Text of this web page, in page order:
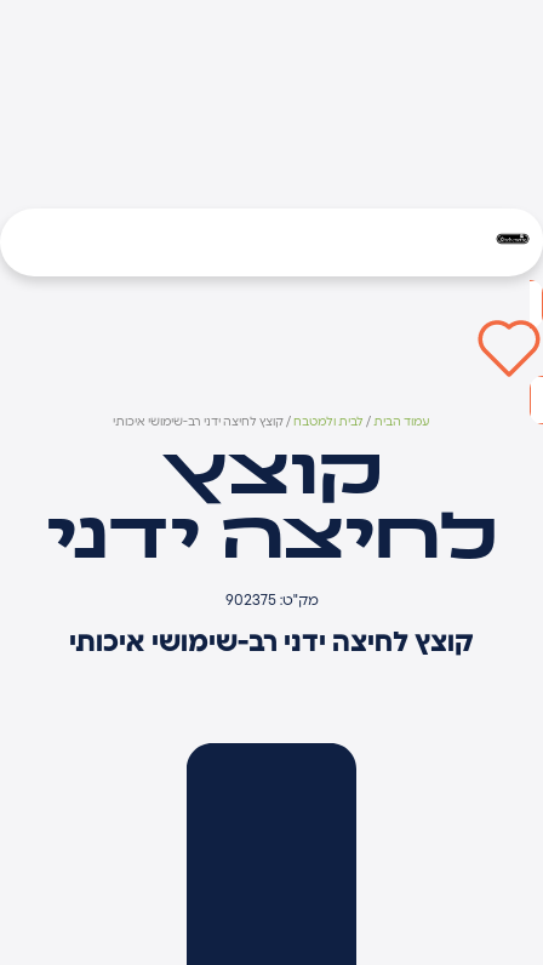
עמוד הבית/ לבית ולמטבח/ קוצץ לחיצה ידני רב-שימושי איכותי
קוצץ
לחיצה ידני
מק"ט: 902375
קוצץ לחיצה ידני רב-שימושי איכותי